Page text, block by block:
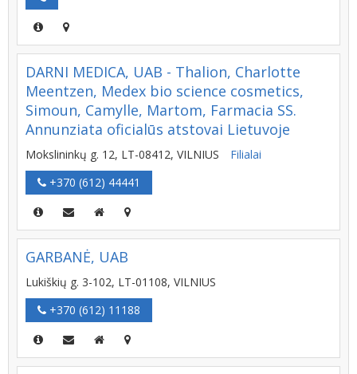
DARNI MEDICA, UAB - Thalion, Charlotte
Meentzen, Medex bio science cosmetics,
Simoun, Camylle, Martom, Farmacia SS.
Annunziata oficialūs atstovai Lietuvoje
Mokslininkų g. 12, LT-08412, VILNIUS
Filialai
+370 (612) 44441
GARBANĖ, UAB
Lukiškių g. 3-102, LT-01108, VILNIUS
+370 (612) 11188